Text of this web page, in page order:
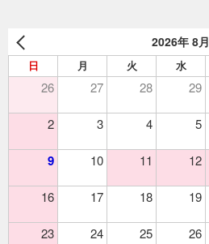
2026年 8月
日 月 火 水
26 27 28 29
2 3 4 5
9 10 11 12
16 17 18 19
23 24 25 26